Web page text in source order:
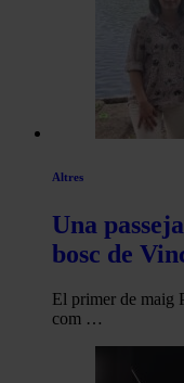
Altres
Una
bosc de
El primer de maig
com …